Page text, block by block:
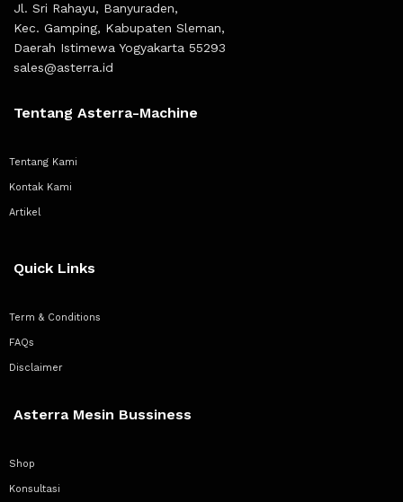
Jl. Sri Rahayu, Banyuraden,
Kec. Gamping, Kabupaten Sleman,
Daerah Istimewa Yogyakarta 55293
sales@asterra.id
Tentang Asterra-Machine
Tentang Kami
Kontak Kami
Artikel
Quick Links
Term & Conditions
FAQs
Disclaimer
Asterra Mesin Bussiness
Shop
Konsultasi